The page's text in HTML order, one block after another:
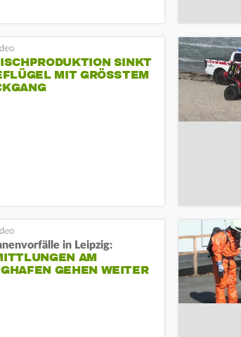
SINKT
MIT GRÖSSTEM R
in Leipzig:
AM
GEHEN WEITER